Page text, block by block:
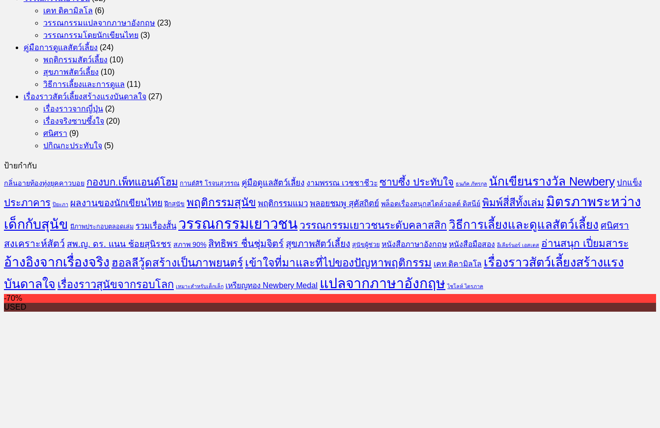
เคท ดิคามิลโล (6)
วรรณกรรมแปลจากภาษาอังกฤษ (23)
วรรณกรรมโดยนักเขียนไทย (3)
คู่มือการดูแลสัตว์เลี้ยง (24)
พฤติกรรมสัตว์เลี้ยง (10)
สุขภาพสัตว์เลี้ยง (10)
วิธีการเลี้ยงและการดูแล (11)
เรื่องราวสัตว์เลี้ยงสร้างแรงบันดาลใจ (27)
เรื่องราวจากญี่ปุ่น (2)
เรื่องจริงซาบซึ้งใจ (20)
ศนิศรา (9)
ปกิณกะประทับใจ (5)
ป้ายกำกับ
กลิ่นอายท้องทุ่งยุคคาวบอย กองบก.เพ็ทแอนด์โฮม กานต์สิริ โรจนสุวรรณ คู่มือดูแลสัตว์เลี้ยง งามพรรณ เวชชาชีวะ ซาบซึ้ง ประทับใจ ธนภัค ภัทรกุล นักเขียนรางวัล Newbery ปกแข็ง
ประภาคาร ปิยะภา ผลงานของนักเขียนไทย ฝึกสุนัข พฤติกรรมสุนัข พฤติกรรมแมว พลอยชมพู สุคัสถิตย์ พล็อตเรื่องสนุกสไตล์วอลต์ ดิสนีย์ พิมพ์สี่สีทั้งเล่ม มิตรภาพระหว่าง
เด็กกับสุนัข มีภาพประกอบตลอดเล่ม รวมเรื่องสั้น วรรณกรรมเยาวชน วรรณกรรมเยาวชนระดับคลาสสิก วิธีการเลี้ยงและดูแลสัตว์เลี้ยง ศนิศรา
สงเคราะห์สัตว์ สพ.ญ. ดร. แนน ช้อยสุนิรชร สภาพ 90% สิทธิพร ชื่นชุ่มจิตร์ สุขภาพสัตว์เลี้ยง สุนัขผู้ช่วย หนังสือภาษาอังกฤษ หนังสือมือสอง อีเลียร์นอร์ เอสเตส อ่านสนุก เปี่ยมสาระ
อ้างอิงจากเรื่องจริง ฮอลลีวู้ดสร้างเป็นภาพยนตร์ เข้าใจที่มาและที่ไปของปัญหาพฤติกรรม เคท ดิคามิลโล เรื่องราวสัตว์เลี้ยงสร้างแรง
บันดาลใจ เรื่องราวสุนัขจากรอบโลก เหมาะสำหรับเด็กเล็ก เหรียญทอง Newbery Medal แปลจากภาษาอังกฤษ ไชโลห์ ไตรภาค
-70%
USED